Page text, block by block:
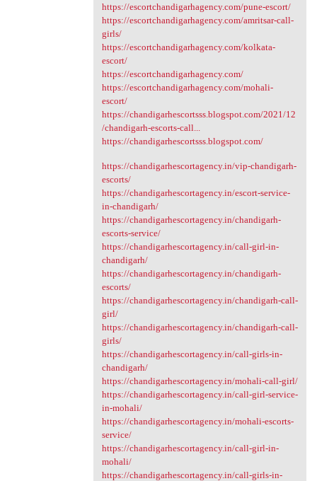
https://escortchandigarhagency.com/pune-escort/
https://escortchandigarhagency.com/amritsar-call-
girls/
https://escortchandigarhagency.com/kolkata-
escort/
https://escortchandigarhagency.com/
https://escortchandigarhagency.com/mohali-
escort/
https://chandigarhescortsss.blogspot.com/2021/12
/chandigarh-escorts-call...
https://chandigarhescortsss.blogspot.com/
https://chandigarhescortagency.in/vip-chandigarh-
escorts/
https://chandigarhescortagency.in/escort-service-
in-chandigarh/
https://chandigarhescortagency.in/chandigarh-
escorts-service/
https://chandigarhescortagency.in/call-girl-in-
chandigarh/
https://chandigarhescortagency.in/chandigarh-
escorts/
https://chandigarhescortagency.in/chandigarh-call-
girl/
https://chandigarhescortagency.in/chandigarh-call-
girls/
https://chandigarhescortagency.in/call-girls-in-
chandigarh/
https://chandigarhescortagency.in/mohali-call-girl/
https://chandigarhescortagency.in/call-girl-service-
in-mohali/
https://chandigarhescortagency.in/mohali-escorts-
service/
https://chandigarhescortagency.in/call-girl-in-
mohali/
https://chandigarhescortagency.in/call-girls-in-